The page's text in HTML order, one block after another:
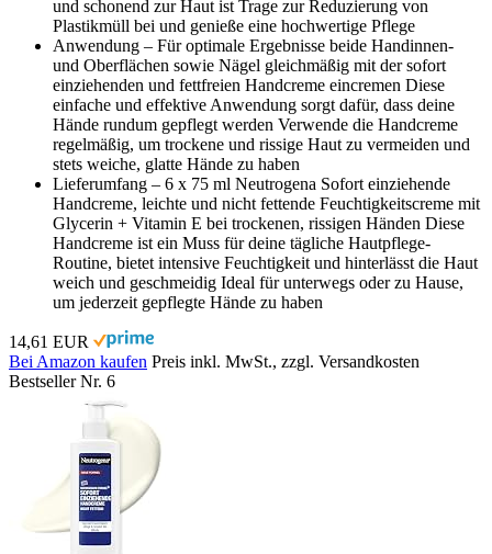
und schonend zur Haut ist Trage zur Reduzierung von
Plastikmüll bei und genieße eine hochwertige Pflege
Anwendung – Für optimale Ergebnisse beide Handinnen-
und Oberflächen sowie Nägel gleichmäßig mit der sofort
einziehenden und fettfreien Handcreme eincremen Diese
einfache und effektive Anwendung sorgt dafür, dass deine
Hände rundum gepflegt werden Verwende die Handcreme
regelmäßig, um trockene und rissige Haut zu vermeiden und
stets weiche, glatte Hände zu haben
Lieferumfang – 6 x 75 ml Neutrogena Sofort einziehende
Handcreme, leichte und nicht fettende Feuchtigkeitscreme mit
Glycerin + Vitamin E bei trockenen, rissigen Händen Diese
Handcreme ist ein Muss für deine tägliche Hautpflege-
Routine, bietet intensive Feuchtigkeit und hinterlässt die Haut
weich und geschmeidig Ideal für unterwegs oder zu Hause,
um jederzeit gepflegte Hände zu haben
14,61 EUR
Bei Amazon kaufen Preis inkl. MwSt., zzgl. Versandkosten
Bestseller Nr. 6